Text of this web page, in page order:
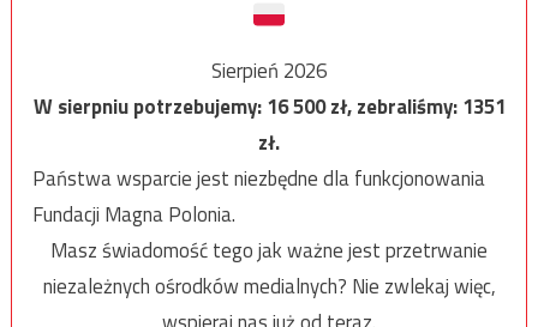
Sierpień 2026
W sierpniu potrzebujemy:16 500zł, zebraliśmy:1351
zł.
Państwa wsparcie jest niezbędne dla funkcjonowania
Fundacji Magna Polonia.
Masz świadomość tego jak ważne jest przetrwanie
niezależnych ośrodków medialnych? Nie zwlekaj więc,